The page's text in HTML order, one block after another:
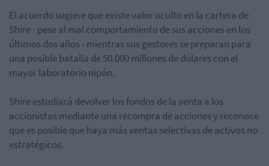
El acuerdo sugiere que existe valor oculto en la cartera de
Shire - pese al mal comportamiento de sus acciones en los
últimos dos años - mientras sus gestores se preparan para
una posible batalla de 50.000 millones de dólares con el
mayor laboratorio nipón.
Shire estudiará devolver los fondos de la venta a los
accionistas mediante una recompra de acciones y reconoce
que es posible que haya más ventas selectivas de activos no
estratégicos.